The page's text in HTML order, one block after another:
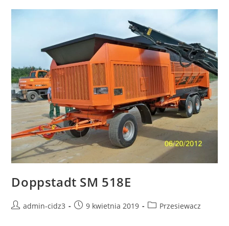
Doppstadt SM 518E
admin-cidz3 9 kwietnia 2019 Przesiewacz